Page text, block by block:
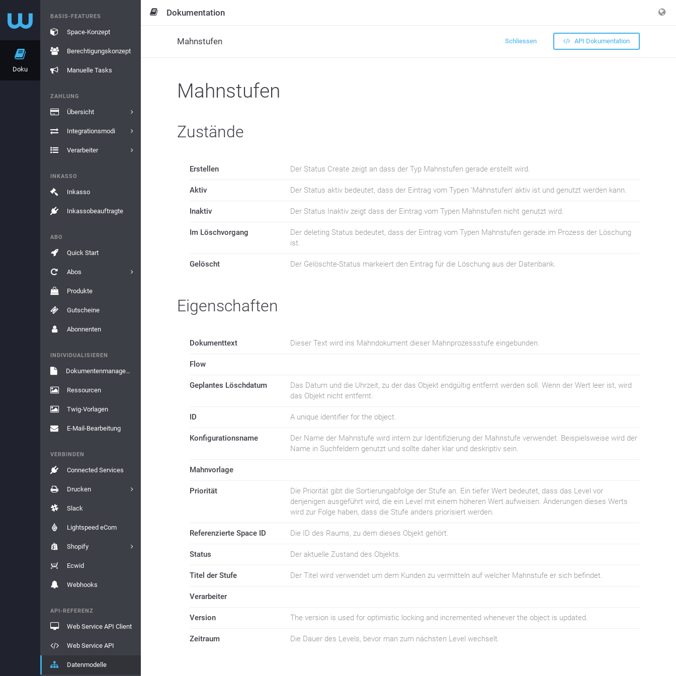
Doku
BASIS-FEATURES
Space-Konzept
Berechtigungskonzept
Manuelle Tasks
ZAHLUNG
Übersicht
Integrationsmodi
Verarbeiter
INKASSO
Inkasso
Inkassobeauftragte
ABO
Quick Start
Abos
Produkte
Gutscheine
Abonnenten
INDIVIDUALISIEREN
Dokumentenmanagement
Ressourcen
Twig-Vorlagen
E-Mail-Bearbeitung
VERBINDEN
Connected Services
Drucken
Slack
Lightspeed eCom
Shopify
Ecwid
Webhooks
API-REFERENZ
Web Service API Client
Web Service API
Datenmodelle
Dokumentation
Mahnstufen Schliessen API Dokumentation
Mahnstufen
Zustände
Erstellen Der Status Create zeigt an dass der Typ Mahnstufen gerade erstellt wird.
Aktiv Der Status aktiv bedeutet, dass der Eintrag vom Typen 'Mahnstufen' aktiv ist und genutzt werden kann.
Inaktiv Der Status Inaktiv zeigt dass der Eintrag vom Typen Mahnstufen nicht genutzt wird.
Im Löschvorgang
Der deleting Status bedeutet, dass der Eintrag vom Typen Mahnstufen gerade im Prozess der Löschung
ist.
Gelöscht Der Gelöschte-Status markeiert den Eintrag für die Löschung aus der Datenbank.
Eigenschaften
Dokumenttext Dieser Text wird ins Mahndokument dieser Mahnprozessstufe eingebunden.
Flow
Geplantes Löschdatum
Das Datum und die Uhrzeit, zu der das Objekt endgültig entfernt werden soll. Wenn der Wert leer ist, wird
das Objekt nicht entfernt.
ID A unique identifier for the object.
Konfigurationsname
Der Name der Mahnstufe wird intern zur Identifizierung der Mahnstufe verwendet. Beispielsweise wird der
Name in Suchfeldern genutzt und sollte daher klar und deskriptiv sein.
Mahnvorlage
Priorität
Die Priorität gibt die Sortierungabfolge der Stufe an. Ein tiefer Wert bedeutet, dass das Level vor
denjenigen ausgeführt wird, die ein Level mit einem höheren Wert aufweisen. Änderungen dieses Werts
wird zur Folge haben, dass die Stufe anders priorisiert werden.
Referenzierte Space ID Die ID des Raums, zu dem dieses Objekt gehört.
Status Der aktuelle Zustand des Objekts.
Titel der Stufe Der Titel wird verwendet um dem Kunden zu vermitteln auf welcher Mahnstufe er sich befindet.
Verarbeiter
Version The version is used for optimistic locking and incremented whenever the object is updated.
Zeitraum Die Dauer des Levels, bevor man zum nächsten Level wechselt.